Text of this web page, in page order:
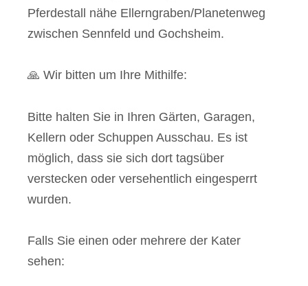
Pferdestall nähe Ellerngraben/Planetenweg
zwischen Sennfeld und Gochsheim.
🙏 Wir bitten um Ihre Mithilfe:
Bitte halten Sie in Ihren Gärten, Garagen,
Kellern oder Schuppen Ausschau. Es ist
möglich, dass sie sich dort tagsüber
verstecken oder versehentlich eingesperrt
wurden.
Falls Sie einen oder mehrere der Kater
sehen: